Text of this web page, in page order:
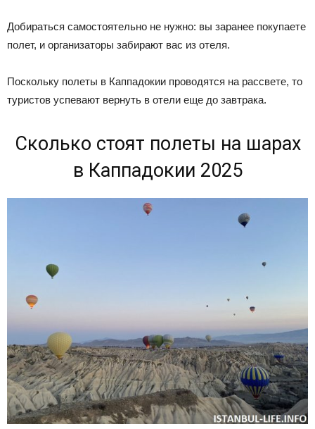
Добираться самостоятельно не нужно: вы заранее покупаете
полет, и организаторы забирают вас из отеля.
Поскольку полеты в Каппадокии проводятся на рассвете, то
туристов успевают вернуть в отели еще до завтрака.
Сколько стоят полеты на шарах
в Каппадокии 2025